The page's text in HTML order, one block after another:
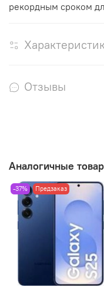
рекордным сроком
Отзывы
Аналогичные
-37% Предзаказ